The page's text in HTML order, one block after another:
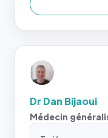
Dr Dan Bijaoui
Médecin